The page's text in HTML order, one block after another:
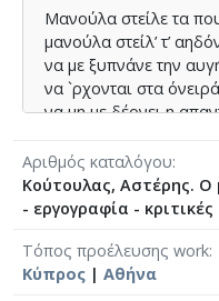
Μανούλα στείλε τα
μανούλα στείλ’ τ’
να με ξυπνάνε την
να `ρχονται στα
να μη με δέρνει η
Μανούλα, μανούλα
μανούλα πού `ν’ ο
μανούλα, μανούλα,
πού `ν’ ο βασιλικός σου.
πού είναι τ’ αστέρια τ’
Αριθμός καταλόγου
Κούτουλας, Αστέρης. Ο
- εργογραφία -
Τόπος προέλευσης work
Κύπρος | Αθήνα